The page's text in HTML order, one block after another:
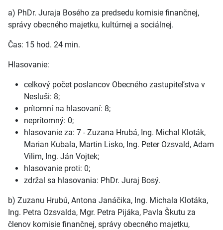
a) PhDr. Juraja Bosého za predsedu komisie finančnej,
správy obecného majetku, kultúrnej a sociálnej.
Čas: 15 hod. 24 min.
Hlasovanie:
celkový počet poslancov Obecného zastupiteľstva v
Nesluši: 8;
prítomní na hlasovaní: 8;
neprítomný: 0;
hlasovanie za: 7 - Zuzana Hrubá, Ing. Michal Kloták,
Marian Kubala, Martin Lisko, Ing. Peter Ozsvald, Adam
Vilim, Ing. Ján Vojtek;
hlasovanie proti: 0;
zdržal sa hlasovania: PhDr. Juraj Bosý.
b) Zuzanu Hrubú, Antona Janáčika, Ing. Michala Klotáka,
Ing. Petra Ozsvalda, Mgr. Petra Pijáka, Pavla Škutu za
členov komisie finančnej, správy obecného majetku,